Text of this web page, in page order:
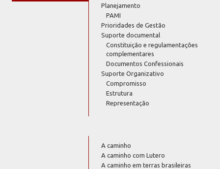
Planejamento
PAMI
Prioridades de Gestão
Suporte documental
Constituição e regulamentações
complementares
Documentos Confessionais
Suporte Organizativo
Compromisso
Estrutura
Representação
A caminho
A caminho com Lutero
A caminho em terras brasileiras